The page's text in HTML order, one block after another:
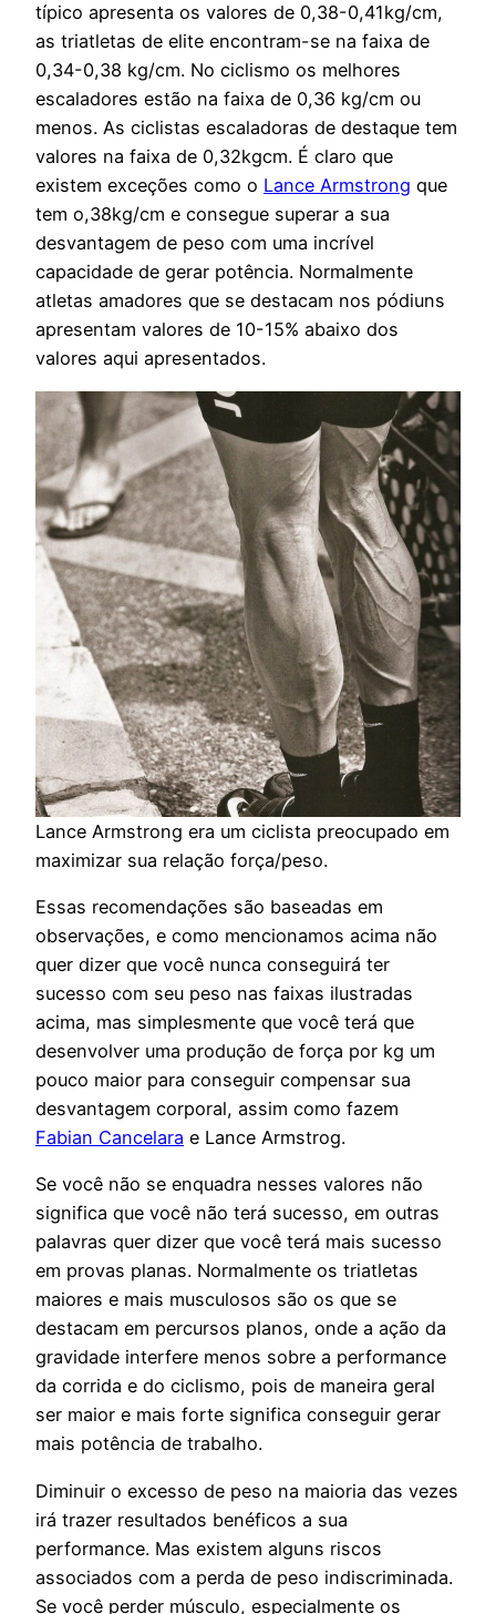
típico apresenta os valores de 0,38-0,41kg/cm,
as triatletas de elite encontram-se na faixa de
0,34-0,38 kg/cm. No ciclismo os melhores
escaladores estão na faixa de 0,36 kg/cm ou
menos. As ciclistas escaladoras de destaque tem
valores na faixa de 0,32kgcm. É claro que
existem exceções como o Lance Armstrong que
tem o,38kg/cm e consegue superar a sua
desvantagem de peso com uma incrível
capacidade de gerar potência. Normalmente
atletas amadores que se destacam nos pódiuns
apresentam valores de 10-15% abaixo dos
valores aqui apresentados.
Lance Armstrong era um ciclista preocupado em
maximizar sua relação força/peso.
Essas recomendações são baseadas em
observações, e como mencionamos acima não
quer dizer que você nunca conseguirá ter
sucesso com seu peso nas faixas ilustradas
acima, mas simplesmente que você terá que
desenvolver uma produção de força por kg um
pouco maior para conseguir compensar sua
desvantagem corporal, assim como fazem
Fabian Cancelara e Lance Armstrog.
Se você não se enquadra nesses valores não
significa que você não terá sucesso, em outras
palavras quer dizer que você terá mais sucesso
em provas planas. Normalmente os triatletas
maiores e mais musculosos são os que se
destacam em percursos planos, onde a ação da
gravidade interfere menos sobre a performance
da corrida e do ciclismo, pois de maneira geral
ser maior e mais forte significa conseguir gerar
mais potência de trabalho.
Diminuir o excesso de peso na maioria das vezes
irá trazer resultados benéficos a sua
performance. Mas existem alguns riscos
associados com a perda de peso indiscriminada.
Se você perder músculo, especialmente os